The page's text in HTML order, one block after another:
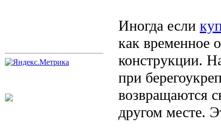
Иногда если
как временное
конструкции.
при
возвращаются
другом месте.